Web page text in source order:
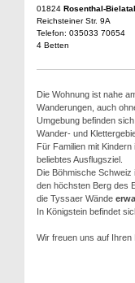
01824 Rosenthal-Bielatal
Reichsteiner Str. 9A
Telefon: 035033 70654
4 Betten
Die Wohnung ist nahe
Wanderungen, auch
Umgebung befinden
Wander- und
Für Familien mit
beliebtes Ausflugsziel.
Die Böhmische
den höchsten Berg des
die Tyssaer Wände
In Königstein befindet
Wir freuen uns auf Ihren